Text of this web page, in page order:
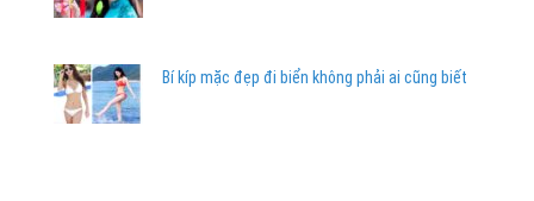
Bí kíp mặc đẹp đi biển không phải ai cũng biết